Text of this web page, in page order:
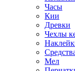
Часы
Кии
Древки
Чехлы
Мел